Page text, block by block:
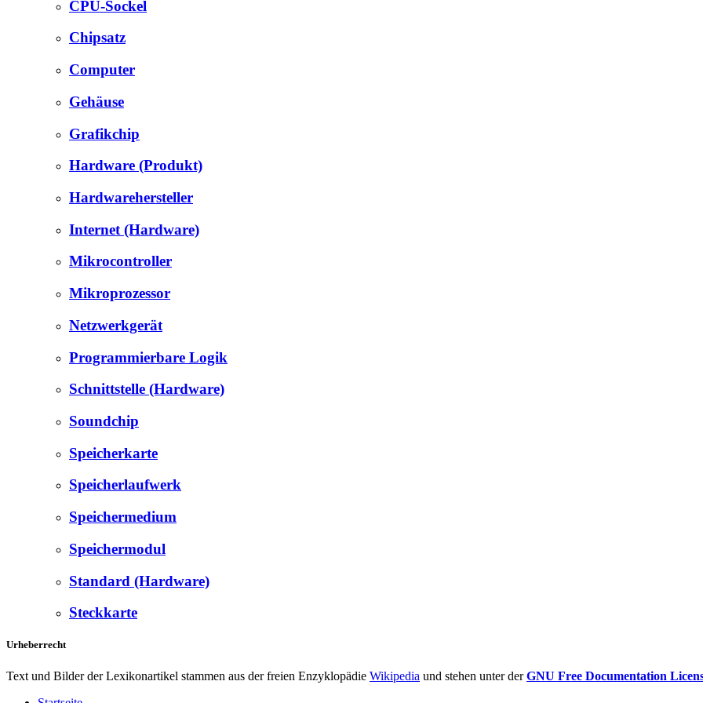
CPU-Sockel
Chipsatz
Computer
Gehäuse
Grafikchip
Hardware (Produkt)
Hardwarehersteller
Internet (Hardware)
Mikrocontroller
Mikroprozessor
Netzwerkgerät
Programmierbare Logik
Schnittstelle (Hardware)
Soundchip
Speicherkarte
Speicherlaufwerk
Speichermedium
Speichermodul
Standard (Hardware)
Steckkarte
Urheberrecht
Text und Bilder der Lexikonartikel stammen aus der freien Enzyklopädie Wikipedia und stehen unter derGNU Free Documentation